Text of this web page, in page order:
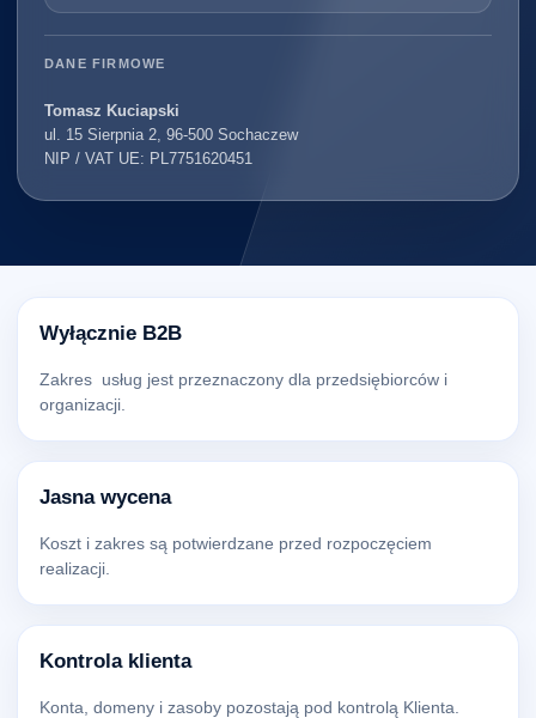
DANE FIRMOWE
Tomasz Kuciapski
ul. 15 Sierpnia 2, 96-500 Sochaczew
NIP / VAT UE: PL7751620451
Wyłącznie B2B
Zakres usług jest przeznaczony dla przedsiębiorców i
organizacji.
Jasna wycena
Koszt i zakres są potwierdzane przed rozpoczęciem
realizacji.
Kontrola klienta
Konta, domeny i zasoby pozostają pod kontrolą Klienta.